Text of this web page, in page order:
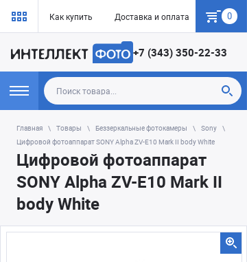
Как купить Доставка и оплата Гарантия
0
+7 (343) 350-22-33
Главная Товары Беззеркальные фотокамеры
Sony
Цифровой фотоаппарат SONY Alpha ZV-E10 Mark II body White
Цифровой фотоаппарат
SONY Alpha ZV-E10 Mark II
body White